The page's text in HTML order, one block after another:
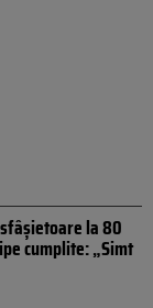
la 80
cumplite: „Simt